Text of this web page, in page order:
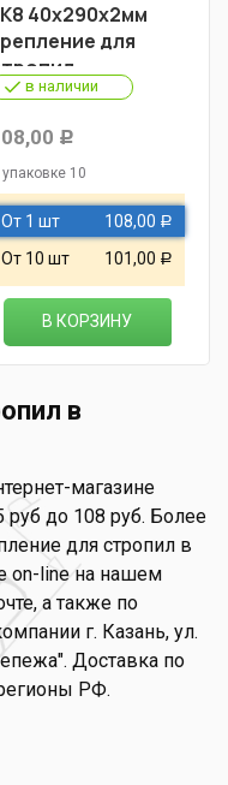
40х290х2мм
для
в наличии
Р
упаковке 10
От 1 шт 108,00 Р
От 10 шт 101,00 Р
В КОРЗИНУ
в
магазине
руб до 108 руб. Более
для стропил в
on-line на нашем
а также по
г. Казань, ул.
Доставка по
РФ.